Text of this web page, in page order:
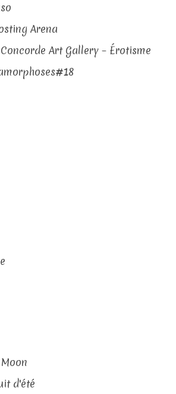
Arena
Art Gallery – Érotisme
d'été